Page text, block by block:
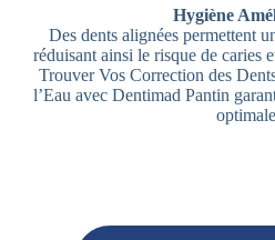
Hygiène
Des dents alignées permettent
réduisant ainsi le risque de caries
Trouver Vos Correction des
l’Eau avec Dentimad Pantin